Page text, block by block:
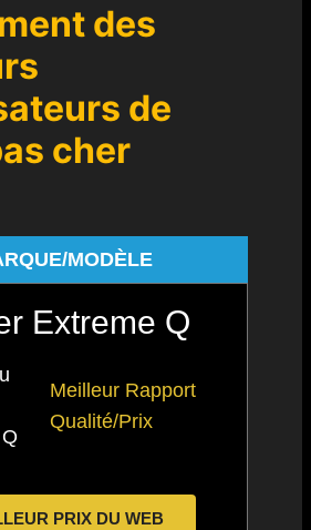
des
de
cher
MODÈLE
Extreme Q
Meilleur Rapport
Qualité/Prix
PRIX DU WEB